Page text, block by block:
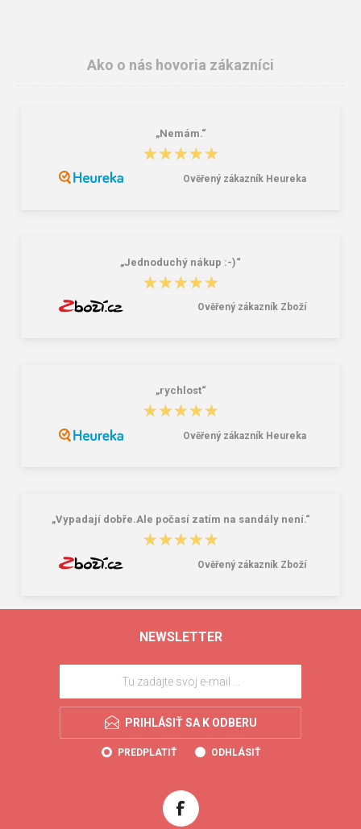
Ako o nás hovoria zákazníci
„Nemám.“
★★★★★
★★★★★
Ověřený zákazník Heureka
„Jednoduchý nákup :-)“
★★★★★
★★★★★
Ověřený zákazník Zboží
„rychlost“
★★★★★
★★★★★
Ověřený zákazník Heureka
„Vypadají dobře.Ale počasí zatím na sandály není.“
★★★★★
★★★★★
Ověřený zákazník Zboží
NEWSLETTER
PRIHLÁSIŤ SA K ODBERU
PREDPLATIŤ ODHLÁSIŤ